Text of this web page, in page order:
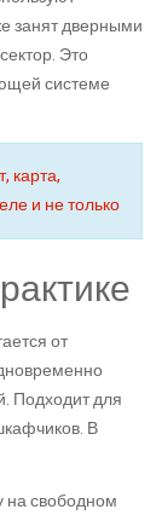
занят дверными
Это
системе
карта,
и не только
от
Подходит для
В
на свободном